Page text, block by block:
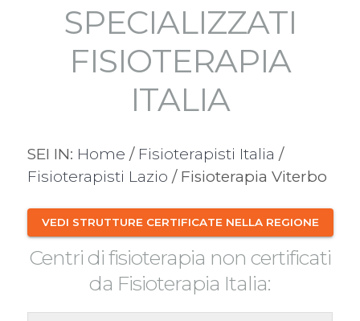
SPECIALIZZATI
FISIOTERAPIA
ITALIA
SEI IN: Home / Fisioterapisti Italia /
Fisioterapisti Lazio / Fisioterapia Viterbo
VEDI STRUTTURE CERTIFICATE NELLA REGIONE
Centri di fisioterapia non certificati
da Fisioterapia Italia: